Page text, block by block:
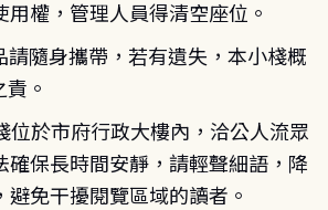
用權，管理人員得清空座位。
請隨身攜帶，若有遺失，本小棧概
。
位於市府行政大樓內，洽公人流眾
確保長時間安靜，請輕聲細語，降
避免干擾閱覽區域的讀者。